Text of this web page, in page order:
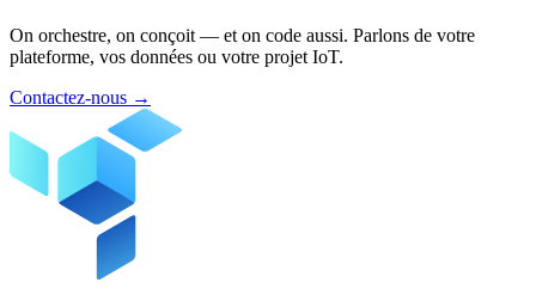
On orchestre, on conçoit — et on code aussi. Parlons de votre
plateforme, vos données ou votre projet IoT.
Contactez-nous →